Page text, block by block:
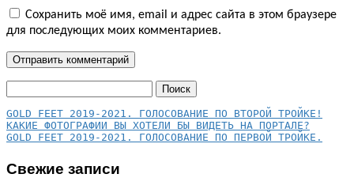
Сохранить моё имя, email и адрес сайта в этом браузере
для последующих моих комментариев.
КАКИЕ ФОТОГРАФИИ ВЫ ХОТЕЛИ БЫ ВИДЕТЬ НА ПОРТАЛЕ?
GOLD FEET 2019-2021. ГОЛОСОВАНИЕ ПО ПЕРВОЙ ТРОЙКЕ.
Свежие записи